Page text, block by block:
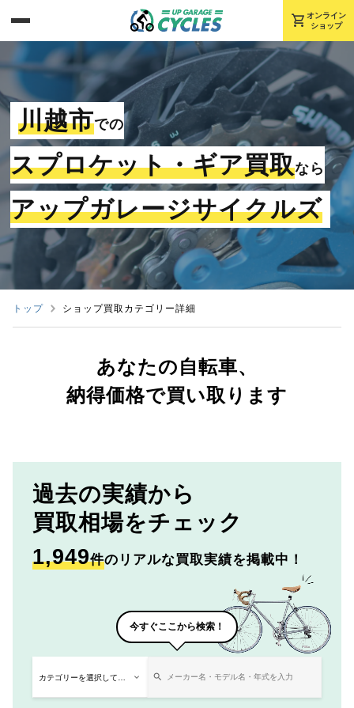
shopping_cart オンライン
ショップ
川越市での
スプロケット・ギア買取なら
アップガレージサイクルズ
トップ ショップ買取カテゴリー詳細
あなたの自転車、
納得価格で買い取ります
過去の実績から
買取相場をチェック
1,949件のリアルな買取実績を掲載中！
今すぐここから検索！